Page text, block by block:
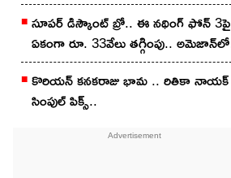
సూపర్ డిస్కౌంట్ బ్రో.. ఈ నథింగ్ ఫోన్ 3పై
ఏకంగా రూ. 33వేలు తగ్గింపు.. అమెజాన్‌లో
ఇలా కొన్నారంటే?
కొరియన్‌ కనకరాజు భామ .. రితికా నాయ‌క్
సింపుల్ పిక్స్‌..